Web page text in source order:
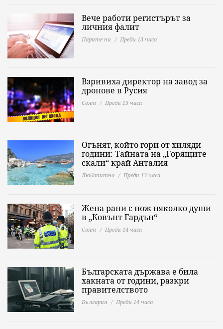
Вече работи регистърът за
личния фалит
Парите ни Преди 13 часа
Взривиха директор на завод за
дронове в Русия
Свят Преди 13 часа
Огънят, който гори от хиляди
години: Тайната на „Горящите
скали“ край Анталия
Любопитно Преди 13 часа
Жена рани с нож няколко души
в „Ковънт Гардън“
Свят Преди 14 часа
Българската държава е била
хакната от години, разкри
правителството
България Преди 14 часа